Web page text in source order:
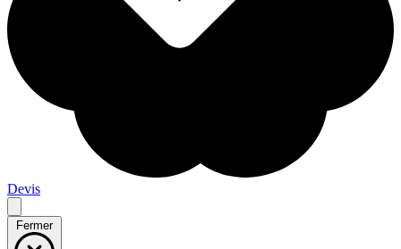
Devis
Fermer